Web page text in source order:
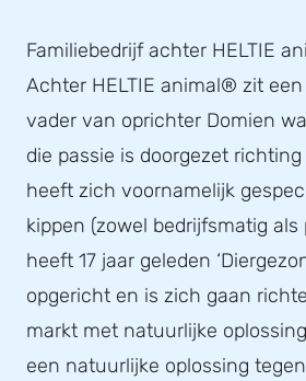
Familiebedrijf achter HELTIE
Achter HELTIE animal® zit
vader van oprichter Domien
die passie is doorgezet
heeft zich voornamelijk
kippen (zowel bedrijfsmatig als
heeft 17 jaar geleden
opgericht en is zich gaan
markt met natuurlijke
een natuurlijke oplossing